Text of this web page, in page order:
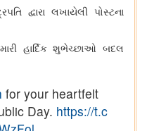
દ્વારા લખાયેલી પોસ્ટના
હાર્દિક શુભેચ્છાઓ બદલ
for your heartfelt
Day. https://t.c